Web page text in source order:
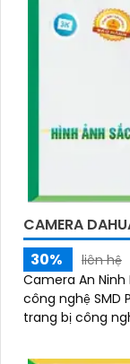
CAMERA
30%
liên hệ
Camera An
công nghệ SMD
trang bị công